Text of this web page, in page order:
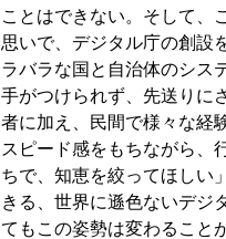
ことはできない。そして、
思いで、デジタル庁の創設
ラバラな国と自治体のシス
手がつけられず、先送りに
者に加え、民間で様々な経
スピード感をもちながら、
ちで、知恵を絞ってほしい
きる、世界に遜色ないデジ
てもこの姿勢は変わること